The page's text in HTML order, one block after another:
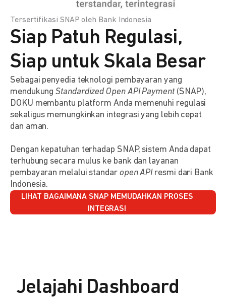
Tersertifikasi SNAP oleh Bank Indonesia
Siap Patuh Regulasi,
Siap untuk Skala Besar
Sebagai penyedia teknologi pembayaran yang
mendukungStandardized Open API Payment(SNAP),
DOKU membantu platform Anda memenuhi regulasi
sekaligus memungkinkan integrasi yang lebih cepat
dan aman.
Dengan kepatuhan terhadap SNAP, sistem Anda dapat
terhubung secara mulus ke bank dan layanan
pembayaran melalui standar open APIresmi dari Bank
Indonesia.
LIHAT BAGAIMANA SNAP MEMUDAHKAN PROSES
INTEGRASI
Jelajahi Dashboard